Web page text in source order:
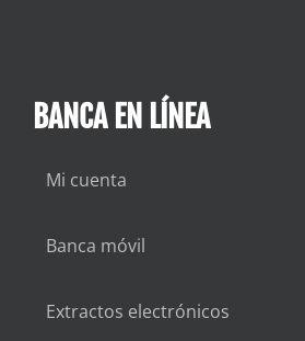
BANCA EN LÍNEA
Mi cuenta
Banca móvil
Extractos electrónicos